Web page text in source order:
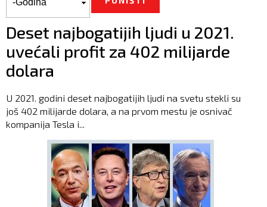
Deset najbogatijih ljudi u 2021.
uvećali profit za 402 milijarde
dolara
U 2021. godini deset najbogatijih ljudi na svetu stekli su
još 402 milijarde dolara, a na prvom mestu je osnivač
kompanija Tesla i...